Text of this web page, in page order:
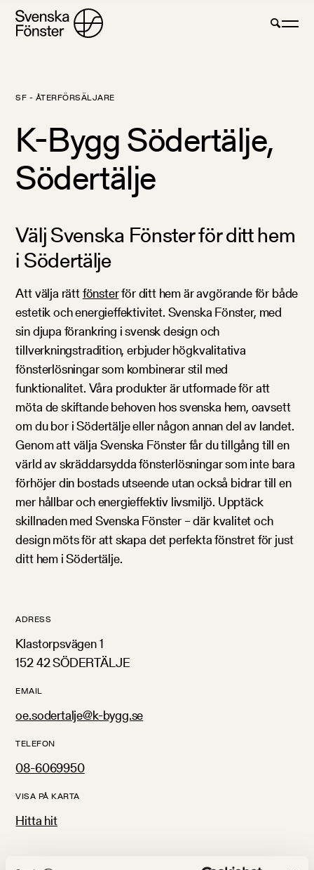
SF - ÅTERFÖRSÄLJARE
K-Bygg Södertälje,
Södertälje
Välj Svenska Fönster för ditt hem
i Södertälje
Att välja rättfönsterför ditt hem är avgörande för både
estetik och energieffektivitet. Svenska Fönster, med
sin djupa förankring i svensk design och
tillverkningstradition, erbjuder högkvalitativa
fönsterlösningar som kombinerar stil med
funktionalitet. Våra produkter är utformade för att
möta de skiftande behoven hos svenska hem, oavsett
om du bor i Södertälje eller någon annan del av landet.
Genom att välja Svenska Fönster får du tillgång till en
värld av skräddarsydda fönsterlösningar som inte bara
förhöjer din bostads utseende utan också bidrar till en
mer hållbar och energieffektiv livsmiljö. Upptäck
skillnaden med Svenska Fönster – där kvalitet och
design möts för att skapa det perfekta fönstret för just
ditt hem i Södertälje.
ADRESS
Klastorpsvägen 1
152 42 SÖDERTÄLJE
EMAIL
oe.sodertalje@k-bygg.se
TELEFON
08-6069950
VISA PÅ KARTA
Hitta hit